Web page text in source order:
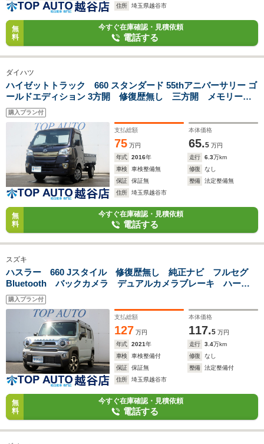
住所
埼玉県越谷市
無
料
今すぐ在庫確認・見積依頼
電話する
ダイハツ
ハイゼットトラック 660 スタンダード 55thアニバーサリー ゴ
ールドエディション 3方開 修復歴無し 三方開 メモリーナ
ビ 地デジ ETC フォグライト メッキグリル エアバッ
グ エアコン パワステ
購入プラン付
支払総額
75 万円
本体価格
65.5 万円
年式
2016年 走行 6.3万km
車検
車検整備無 修復
なし
保証
保証無 整備
法定整備無
住所
埼玉県越谷市
無
料
今すぐ在庫確認・見積依頼
電話する
スズキ
ハスラー 660 Jスタイル 修復歴無し 純正ナビ フルセグ
Bluetooth バックカメラ デュアルカメラブレーキ ハーフ
レザーシート 前後ドライブレコーダー ETC 左右シートヒ
ーター LEDヘッドライト オートマチックハイビーム
購入プラン付
支払総額
127 万円
本体価格
117.5 万円
年式
2021年 走行 3.4万km
車検
車検整備付 修復
なし
保証
保証無 整備
法定整備付
住所
埼玉県越谷市
無
料
今すぐ在庫確認・見積依頼
電話する